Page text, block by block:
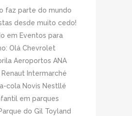
faz parte do mundo
desde muito cedo!
em Eventos para
Olá Chevrolet
Aeroportos ANA
Intermarché
cola Novis Nestllé
em parques
do Gil Toyland